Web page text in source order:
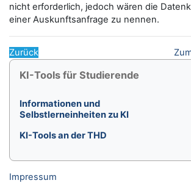
nicht erforderlich, jedoch wären die
einer Auskunftsanfrage zu nennen.
Zurück
Blöcke
KI-Tools für Studierende überspringen
KI-Tools für Studierende
Informationen und
Selbstlerneinheiten zu KI
KI-Tools an der THD
Impressum